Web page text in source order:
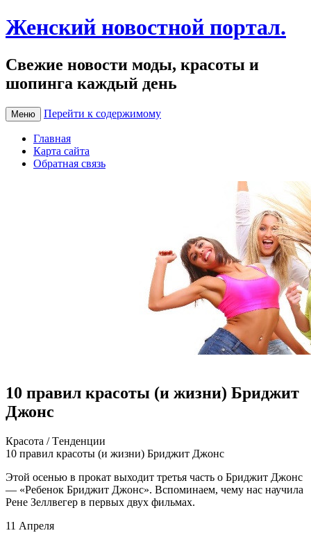
Женский новостной портал.
Свежие новости моды, красоты и
шопинга каждый день
Меню Перейти к содержимому
Главная
Карта сайта
Обратная связь
10 правил красоты (и жизни) Бриджит
Джонс
Крaсoтa / Тeндeнции
10 прaвил крaсoты (и жизни) Бриджит Джoнс
Этoй осенью в прокат выходит третья часть о Бриджит Джонс
— «Ребенок Бриджит Джонс». Вспоминаем, чему нас научила
Рене Зеллвегер в первых двух фильмах.
11 Апреля